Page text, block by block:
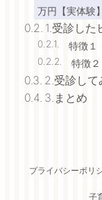
万円【実体験】
1.受診した
特徴１
特徴
2.受診して
3.まとめ
プライバシーポリ
子